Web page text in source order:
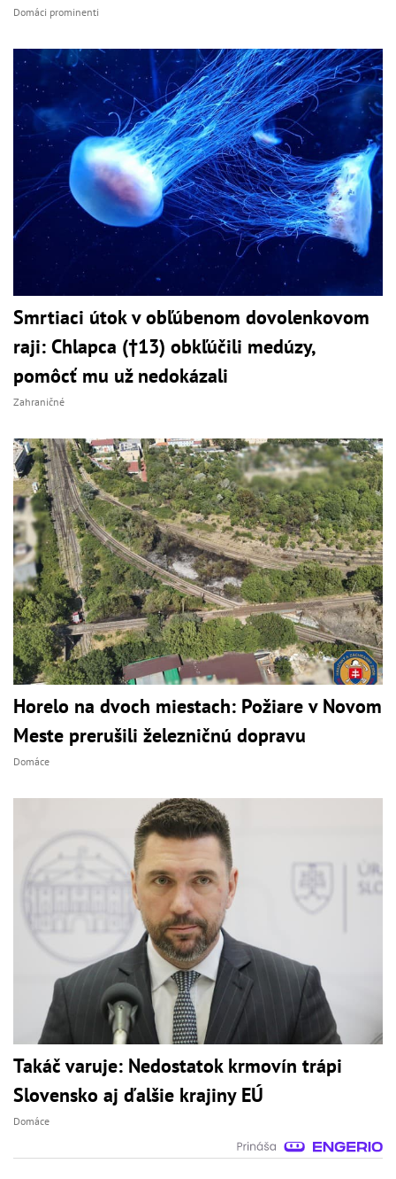
Domáci prominenti
Smrtiaci útok v obľúbenom dovolenkovom
raji: Chlapca (†13) obkľúčili medúzy,
pomôcť mu už nedokázali
Zahraničné
Horelo na dvoch miestach: Požiare v Novom
Meste prerušili železničnú dopravu
Domáce
Takáč varuje: Nedostatok krmovín trápi
Slovensko aj ďalšie krajiny EÚ
Domáce